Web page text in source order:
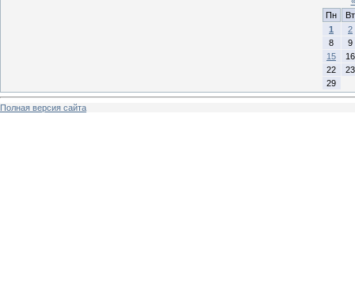
Пн
Вт
1
2
8
9
15
16
22
23
29
Полная версия сайта